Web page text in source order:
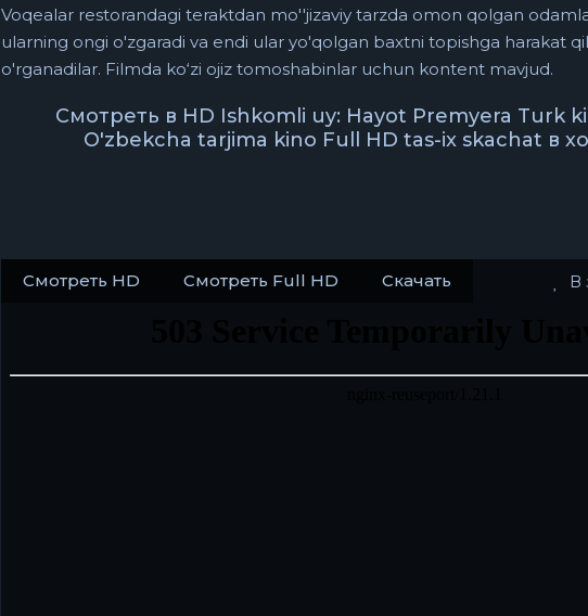
Voqealar restorandagi teraktdan mo''jizaviy tarzda omon qolgan
ularning ongi o'zgaradi va endi ular yo'qolgan baxtni topishga harakat
o'rganadilar. Filmda ko‘zi ojiz tomoshabinlar uchun kontent mavjud.
Смотреть в HD Ishkomli uy: Hayot Premyera Turk
O'zbekcha tarjima kino Full HD tas-ix skachat в
Смотреть HD Смотреть Full HD Скачать В